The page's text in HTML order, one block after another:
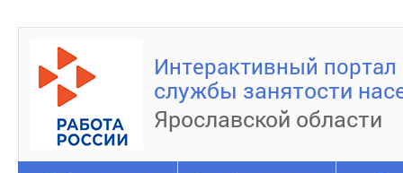
Интерактивный портал
службы занятости
Ярославской области